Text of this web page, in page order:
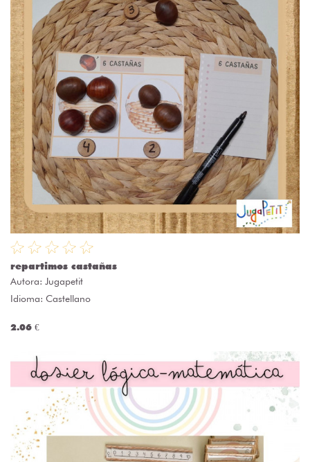
repartimos castañas
Autora: Jugapetit
Idioma: Castellano
2.06 €